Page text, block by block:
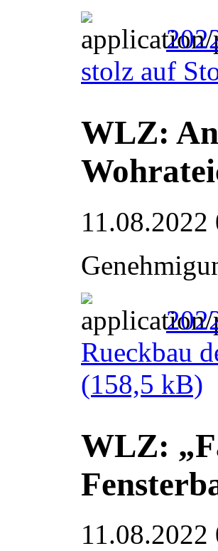
stolz auf
WLZ:
11.08.2022
Rueckbau
(158,5 kB)
WLZ:
11.08.2022